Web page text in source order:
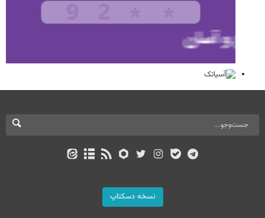
نسخه دسکتاپ